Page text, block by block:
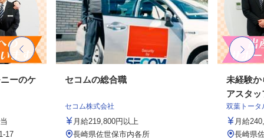
ーのケ
17
セコムの総合職
セコム株式会社
月給219,800円以上
長崎県佐世保市内各所
未経験か
アスタッ
双葉トータ
月給
長崎県